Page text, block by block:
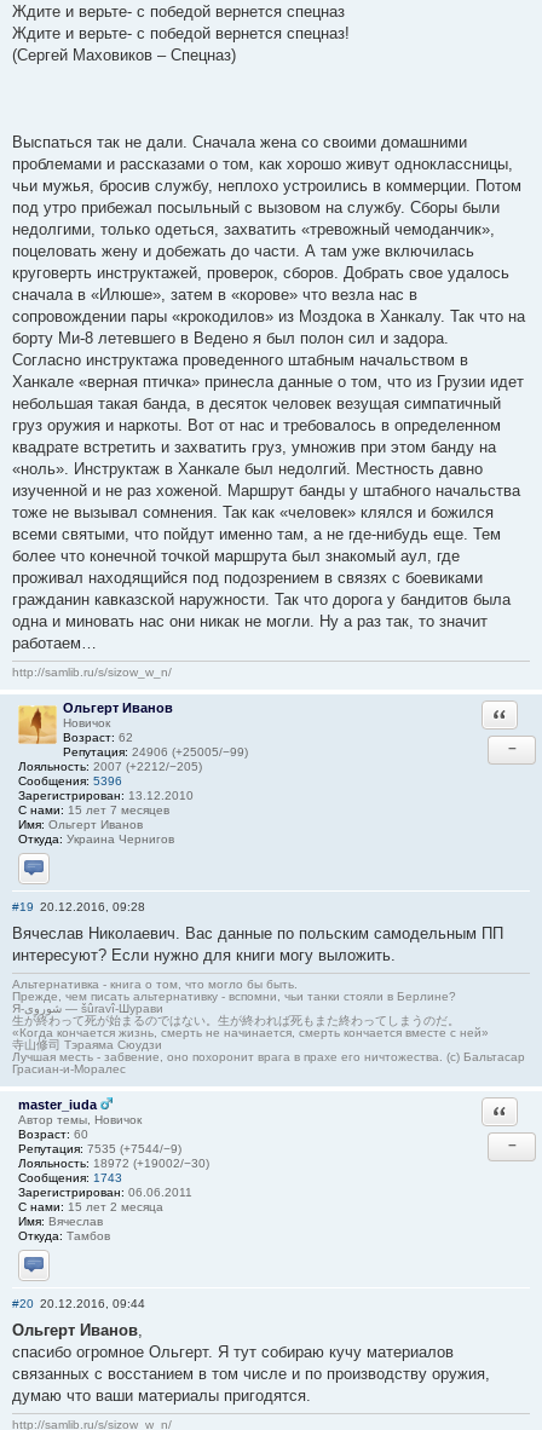
Ждите и верьте- с победой вернется спецназ
Ждите и верьте- с победой вернется спецназ!
(Сергей Маховиков – Спецназ)
Выспаться так не дали. Сначала жена со своими домашними
проблемами и рассказами о том, как хорошо живут одноклассницы,
чьи мужья, бросив службу, неплохо устроились в коммерции. Потом
под утро прибежал посыльный с вызовом на службу. Сборы были
недолгими, только одеться, захватить «тревожный чемоданчик»,
поцеловать жену и добежать до части. А там уже включилась
круговерть инструктажей, проверок, сборов. Добрать свое удалось
сначала в «Илюше», затем в «корове» что везла нас в
сопровождении пары «крокодилов» из Моздока в Ханкалу. Так что на
борту Ми-8 летевшего в Ведено я был полон сил и задора.
Согласно инструктажа проведенного штабным начальством в
Ханкале «верная птичка» принесла данные о том, что из Грузии идет
небольшая такая банда, в десяток человек везущая симпатичный
груз оружия и наркоты. Вот от нас и требовалось в определенном
квадрате встретить и захватить груз, умножив при этом банду на
«ноль». Инструктаж в Ханкале был недолгий. Местность давно
изученной и не раз хоженой. Маршрут банды у штабного начальства
тоже не вызывал сомнения. Так как «человек» клялся и божился
всеми святыми, что пойдут именно там, а не где-нибудь еще. Тем
более что конечной точкой маршрута был знакомый аул, где
проживал находящийся под подозрением в связях с боевиками
гражданин кавказской наружности. Так что дорога у бандитов была
одна и миновать нас они никак не могли. Ну а раз так, то значит
работаем…
http://samlib.ru/s/sizow_w_n/
Ольгерт Иванов
Новичок
Возраст: 62
Репутация: 24906 (+25005/−99)
Лояльность: 2007 (+2212/−205)
Сообщения: 5396
Зарегистрирован: 13.12.2010
С нами: 15 лет 7 месяцев
Имя: Ольгерт Иванов
Откуда: Украина Чернигов
Отправить личное сообщение
−
#19 20.12.2016, 09:28
Вячеслав Николаевич. Вас данные по польским самодельным ПП
интересуют? Если нужно для книги могу выложить.
Альтернативка - книга о том, что могло бы быть.
Прежде, чем писать альтернативку - вспомни, чьи танки стояли в Берлине?
Я-شوروی — šûravî-Шурави
生が終わって死が始まるのではない。生が終われば死もまた終わってしまうのだ。
«Когда кончается жизнь, смерть не начинается, смерть кончается вместе с ней»
寺山修司 Тэраяма Сюудзи
Лучшая месть - забвение, оно похоронит врага в прахе его ничтожества. (с) Бальтасар
Грасиан-и-Моралес
master_iuda
Автор темы, Новичок
Возраст: 60
Репутация: 7535 (+7544/−9)
Лояльность: 18972 (+19002/−30)
Сообщения: 1743
Зарегистрирован: 06.06.2011
С нами: 15 лет 2 месяца
Имя: Вячеслав
Откуда: Тамбов
Отправить личное сообщение
−
#20 20.12.2016, 09:44
Ольгерт Иванов
спасибо огромное Ольгерт. Я тут собираю кучу материалов
связанных с восстанием в том числе и по производству оружия,
думаю что ваши материалы пригодятся.
http://samlib.ru/s/sizow_w_n/